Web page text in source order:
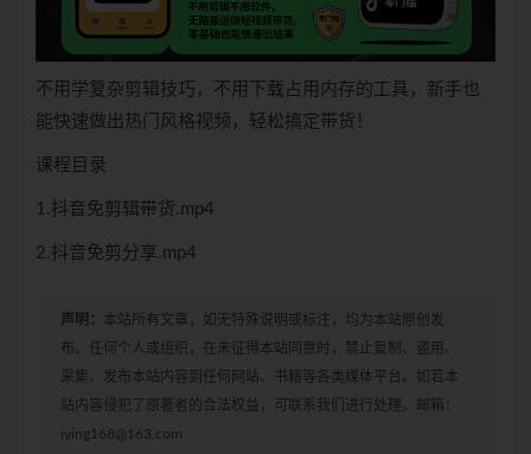
不用学复杂剪辑技巧，不用下载占用内存的工具，新手也
能快速做出热门风格视频，轻松搞定带货！
课程目录
1.抖音免剪辑带货.mp4
2.抖音免剪分享.mp4
声明： 本站所有文章，如无特殊说明或标注，均为本站原创发
布。任何个人或组织，在未征得本站同意时，禁止复制、盗用、
采集、发布本站内容到任何网站、书籍等各类媒体平台。如若本
站内容侵犯了原著者的合法权益，可联系我们进行处理。邮箱：
iying168@163.com